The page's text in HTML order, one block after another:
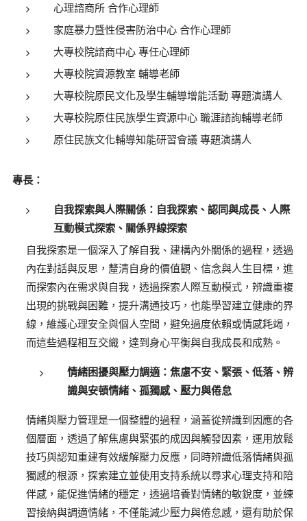
心理諮商所 合作心理師
家庭暴力暨性侵害防治中心 合作心理師
大專校院諮商中心 專任心理師
大專校院資源教室 輔導老師
大專校院原民文化及學生輔導增能活動 專題演講人
大專校院原住民族學生資源中心 職涯諮詢輔導老師
原住民族文化輔導知能研習會議 專題演講人
專長：
自我探索與人際關係： 自我探索、認同與成長、人際
互動模式探索、關係界線探索
自我探索是一個深入了解自我、建構內外關係的過程，透過
內在對話與反思，釐清自身的價值觀、信念與人生目標，進
而探索內在需求與自我，透過探索人際互動模式，辨識重複
出現的挑戰與困難，提升溝通技巧，也能學習建立健康的界
線，維護心理安全與個人空間，避免過度依賴或情感耗竭，
而這些過程相互交織，達到身心平衡與自我成長和成熟。
情緒困擾與壓力調適： 焦慮不安、緊張、低落、辨
識與安頓情緒、孤獨感、壓力與倦怠
情緒與壓力管理是一個整體的過程，涵蓋從辨識到因應的各
個層面，透過了解焦慮與緊張的成因與觸發因素，運用放鬆
技巧與認知重建有效緩解壓力反應，同時辨識低落情緒與孤
獨感的根源，探索建立並使用支持系統以尋求心理支持和陪
伴感，能促進情緒的穩定，透過培養對情緒的敏銳度，並練
習接納與調適情緒，不僅能減少壓力與倦怠感，還有助於保